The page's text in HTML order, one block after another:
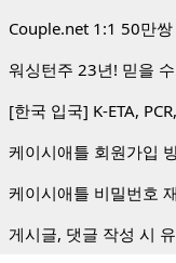
Couple.net 1:1 50만
워싱턴주 23년! 믿을
[한국 입국] K-ETA,
케이시애틀 회원가입
케이시애틀 비밀번호
게시글, 댓글 작성 시